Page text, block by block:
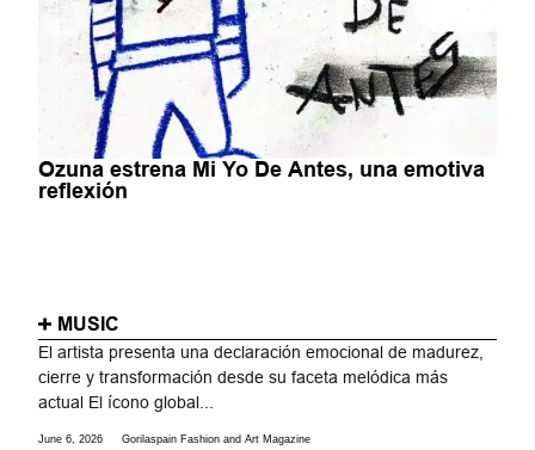
Ozuna estrena Mi Yo De Antes, una emotiva
reflexión
MUSIC
El artista presenta una declaración emocional de madurez,
cierre y transformación desde su faceta melódica más
actual El ícono global...
June 6, 2026 Gorilaspain Fashion and Art Magazine